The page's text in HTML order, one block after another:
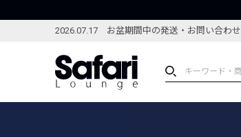
2026.07.17 お盆期間中の発送・お問い合わ